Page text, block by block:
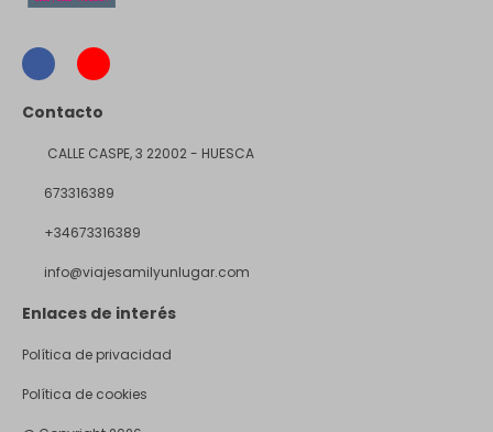
Contacto
CALLE CASPE, 3 22002 - HUESCA
673316389
+34673316389
info@viajesamilyunlugar.com
Enlaces de interés
Política de privacidad
Política de cookies